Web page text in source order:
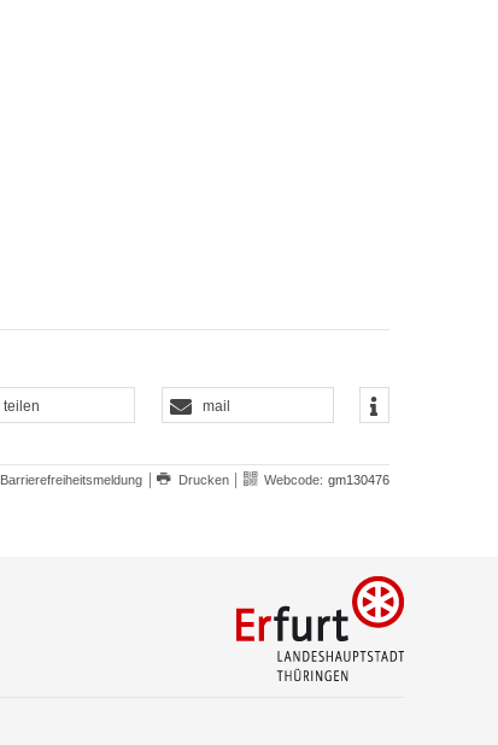
teilen mail
Barrierefreiheitsmeldung Drucken Webcode: gm130476